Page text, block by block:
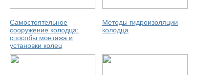
Самостоятельное
сооружение колодца:
способы монтажа и
установки колец
Методы гидроизоляции
колодца